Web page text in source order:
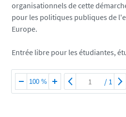
organisationnels de cette
pour les politiques publiques de
Europe.
Entrée libre pour les étudiantes,
100 % / 1